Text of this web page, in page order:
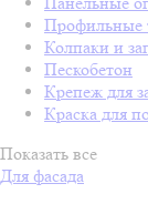
Профильные
Колпаки и
Пескобетон
Крепеж для
Краска для
Показать все
Для фасада